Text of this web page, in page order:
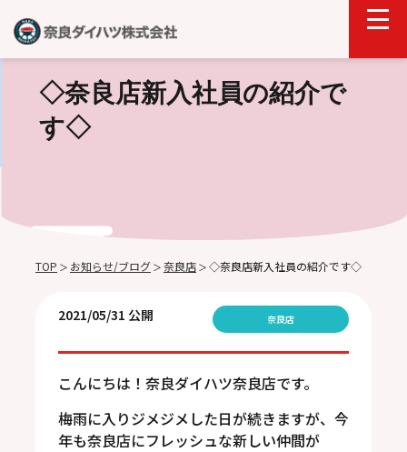
◇奈良店新入社員の紹介で
す◇
TOP ＞ お知らせ/ブログ ＞ 奈良店 ＞ ◇奈良店新入社員の紹介です◇
2021/05/31 公開 奈良店
こんにちは！奈良ダイハツ奈良店です。
梅雨に入りジメジメした日が続きますが、今
年も奈良店にフレッシュな新しい仲間が